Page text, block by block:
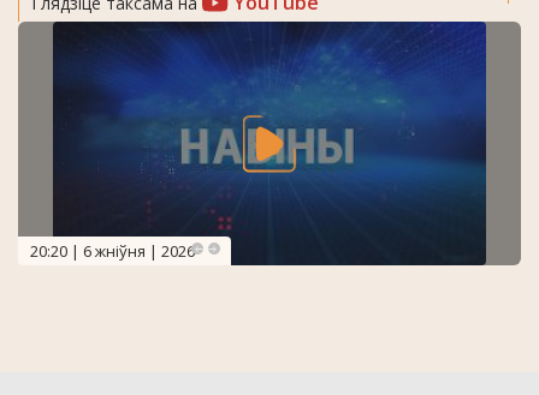
20:20 | 6 жніўня | 2026